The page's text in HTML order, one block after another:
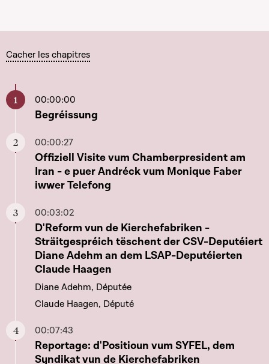
Cacher les chapitres
00:00:00
Aller à ce chapitre
Begréissung
00:00:27
Aller à ce chapitre
Offiziell Visite vum Chamberpresident am
Iran - e puer Andréck vum Monique Faber
iwwer Telefong
00:03:02
Aller à ce chapitre
D'Reform vun de Kierchefabriken -
Sträitgespréich tëschent der CSV-Deputéiert
Diane Adehm an dem LSAP-Deputéierten
Claude Haagen
Diane Adehm, Députée
Claude Haagen, Député
00:07:43
Aller à ce chapitre
Reportage: d'Positioun vum SYFEL, dem
Syndikat vun de Kierchefabriken